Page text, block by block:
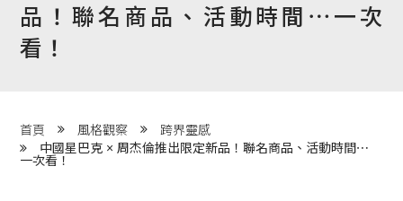
目 Services
藏 Cover Archives
品！聯名商品、活動時間⋯一次
看！
首頁 風格觀察
跨界靈感
中國星巴克 × 周杰倫推出限定新品！聯名商品、活動時間⋯
一次看！